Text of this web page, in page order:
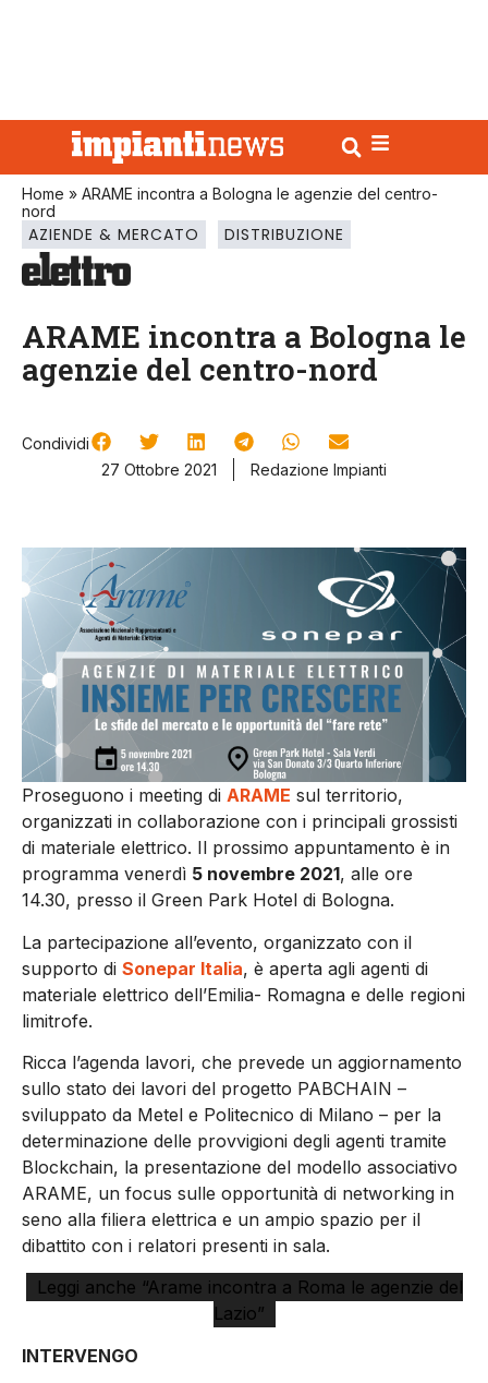
Home » ARAME incontra a Bologna le agenzie del centro-
nord
AZIENDE & MERCATO DISTRIBUZIONE
ARAME incontra a Bologna le
agenzie del centro-nord
Condividi
27 Ottobre 2021
Redazione Impianti
Proseguono i meeting di ARAME sul territorio,
organizzati in collaborazione con i principali grossisti
di materiale elettrico. Il prossimo appuntamento è in
programma venerdì 5 novembre 2021, alle ore
14.30, presso il Green Park Hotel di Bologna.
La partecipazione all’evento, organizzato con il
supporto di Sonepar Italia, è aperta agli agenti di
materiale elettrico dell’Emilia- Romagna e delle regioni
limitrofe.
Ricca l’agenda lavori, che prevede un aggiornamento
sullo stato dei lavori del progetto PABCHAIN –
sviluppato da Metel e Politecnico di Milano – per la
determinazione delle provvigioni degli agenti tramite
Blockchain, la presentazione del modello associativo
ARAME, un focus sulle opportunità di networking in
seno alla filiera elettrica e un ampio spazio per il
dibattito con i relatori presenti in sala.
Leggi anche “Arame incontra a Roma le agenzie del
Lazio”
INTERVENGO